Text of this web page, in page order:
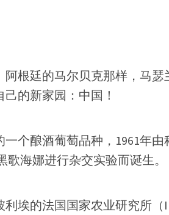
根廷的马尔贝克那样，马瑟
的新家园：中国！
个酿酒葡萄品种，1961年由
歌海娜进行杂交实验而诞生。
埃的法国国家农业研究所（